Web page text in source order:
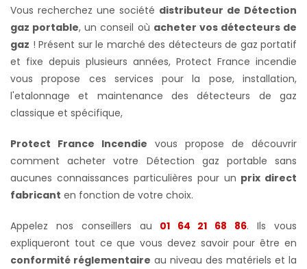
Vous recherchez une société distributeur de Détection
gaz portable, un conseil où acheter vos détecteurs de
gaz ! Présent sur le marché des détecteurs de gaz portatif
et fixe depuis plusieurs années, Protect France incendie
vous propose ces services pour la pose, installation,
l'etalonnage et maintenance des détecteurs de gaz
classique et spécifique,
Protect France Incendie vous propose de découvrir
comment acheter votre Détection gaz portable sans
aucunes connaissances particulières pour un prix direct
fabricant en fonction de votre choix.
Appelez nos conseillers au 01 64 21 68 86. Ils vous
expliqueront tout ce que vous devez savoir pour être en
conformité réglementaire au niveau des matériels et la